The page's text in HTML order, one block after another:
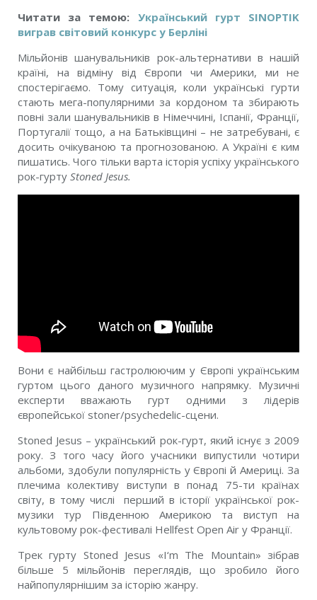
Читати за темою: Український гурт SINOPTIK
виграв світовий конкурс у Берліні
Мільйонів шанувальників рок-альтернативи в нашій
країні, на відміну від Європи чи Америки, ми не
спостерігаємо. Тому ситуація, коли українські гурти
стають мега-популярними за кордоном та збирають
повні зали шанувальників в Німеччині, Іспанії, Франції,
Португалії тощо, а на Батьківщині – не затребувані, є
досить очікуваною та прогнозованою. А Україні є ким
пишатись. Чого тільки варта історія успіху українського
рок-гурту Stoned Jesus.
Вони є найбільш гастролюючим у Європі українським
гуртом цього даного музичного напрямку. Музичні
експерти вважають гурт одними з лідерів
європейської stoner/psychedelic-сцени.
Stoned Jesus – український рок-гурт, який існує з 2009
року. З того часу його учасники випустили чотири
альбоми, здобули популярність у Європі й Америці. За
плечима колективу виступи в понад 75-ти країнах
світу, в тому числі перший в історії української рок-
музики тур Південною Америкою та виступ на
культовому рок-фестивалі Hellfest Open Air у Франції.
Трек гурту Stoned Jesus «I‘m The Mountain» зібрав
більше 5 мільйонів переглядів, що зробило його
найпопулярнішим за історію жанру.